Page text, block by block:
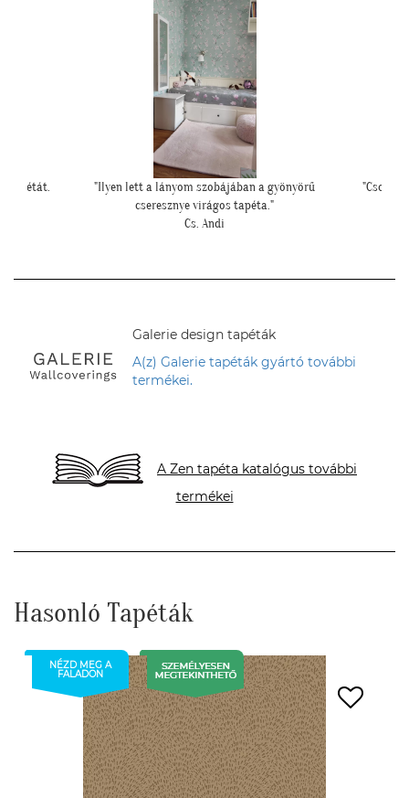
tapétát.
"Ilyen lett a lányom szobájában a gyönyörű
cseresznye virágos tapéta."
Cs. Andi
Galerie design tapéták
A(z) Galerie tapéták gyártó további
termékei.
A Zen tapéta katalógus további
termékei
Hasonló Tapéták
NÉZD MEG A
FALADON